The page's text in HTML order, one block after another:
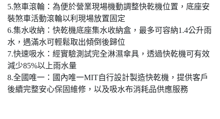
5.煞車滾輪：為便於營業現場機動調整快乾機位置，底座安
裝煞車活動滾輪以利現場放置固定
6.集水收納：快乾機底座集水收納盒，最多可容納1.4公升雨
水，遇滿水可輕鬆取出傾倒後歸位
7.快速吸水：經實驗測試完全淋濕傘具，透過快乾機可有效
減少85%以上雨水量
8.全國唯一：國內唯一MIT自行設計製造快乾機，提供客戶
後續完整安心保固維修，以及吸水布消耗品供應服務